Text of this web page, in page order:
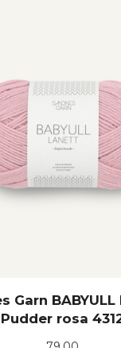
Garn BABYULL
Pudder rosa